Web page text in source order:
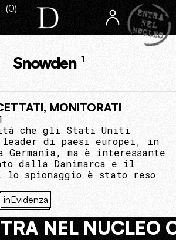
(0)
Snowden 1
MONITORATI
che gli Stati Uniti
di paesi europei, in
ma è interessante
dalla Danimarca e il
lo spionaggio è stato reso
inEvidenza
NEL NUCLEO